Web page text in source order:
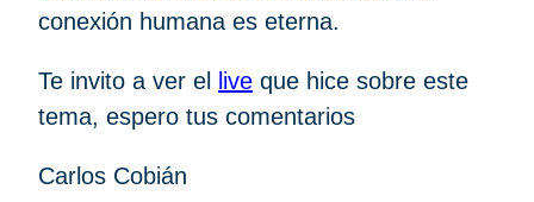
conexión humana es eterna.
Te invito a ver el live que hice sobre este
tema, espero tus comentarios
Carlos Cobián